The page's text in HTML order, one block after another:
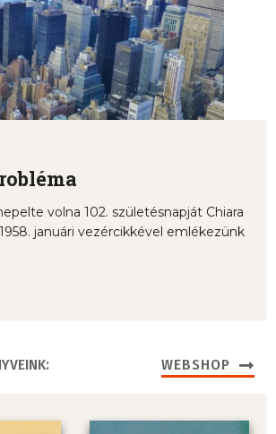
volna 102. születésnapját Chiara
januári vezércikkével emlékezünk
WEBSHOP